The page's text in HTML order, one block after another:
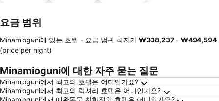
요금 범위
Minamioguni에 있는 호텔 - 요금 범위 최저가 ‎₩338,237 - ‎₩494,594
(price per night)
Minamioguni에 대한 자주 묻는 질문
Minamioguni에서 최고의 호텔은 어디인가요?
Minamioguni에서 최고의 럭셔리 호텔은 어디인가요?
Minamioguni에서 애완동물 친화적인 호텔은 어디인가요?